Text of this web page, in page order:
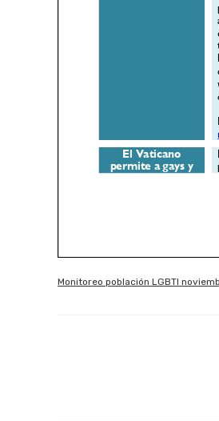
Monitoreo población LGBTI